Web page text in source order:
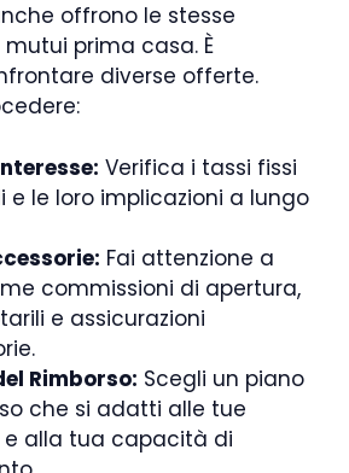
offrono le stesse
prima casa. È
diverse offerte.
Verifica i tassi fissi
e le loro implicazioni a lungo
Fai attenzione a
commissioni di apertura,
e assicurazioni
Rimborso: Scegli un piano
che si adatti alle tue
e alla tua capacità di